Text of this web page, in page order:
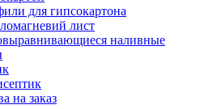
для гипсокартона
лист
наливные
на заказ